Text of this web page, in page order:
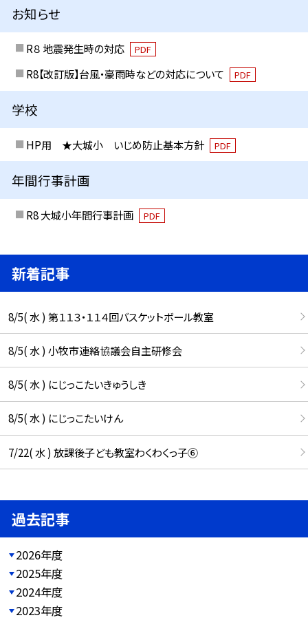
お知らせ
R８ 地震発生時の対応 PDF
R8【改訂版】台風・豪雨時などの対応について PDF
学校
HP用 ★大城小 いじめ防止基本方針 PDF
年間行事計画
R8 大城小年間行事計画 PDF
新着記事
8/5( 水 ) 第１１３・１１４回バスケットボール教室
8/5( 水 ) 小牧市連絡協議会自主研修会
8/5( 水 ) にじっこたいきゅうしき
8/5( 水 ) にじっこたいけん
7/22( 水 ) 放課後子ども教室わくわくっ子⑥
過去記事
2026年度
2025年度
2024年度
2023年度